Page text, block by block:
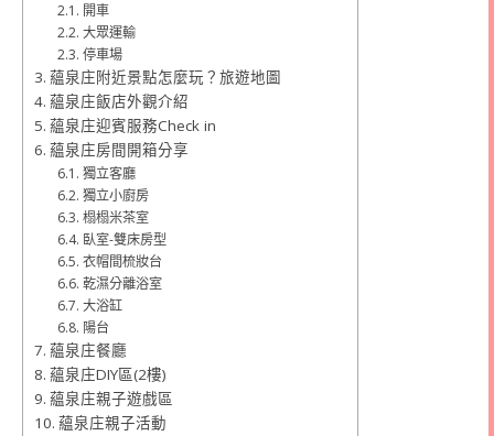
開車
大眾運輸
停車場
蘊泉庄附近景點怎麼玩？旅遊地圖
蘊泉庄飯店外觀介紹
蘊泉庄迎賓服務Check in
蘊泉庄房間開箱分享
獨立客廳
獨立小廚房
榻榻米茶室
臥室-雙床房型
衣帽間梳妝台
乾濕分離浴室
大浴缸
陽台
蘊泉庄餐廳
蘊泉庄DIY區(2樓)
蘊泉庄親子遊戲區
蘊泉庄親子活動